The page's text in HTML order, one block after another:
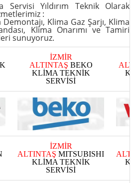
Servisi Yıldırım Teknik Olarak
:
Demontajı, Klima Gaz Şarjı, Klima
, Klima Onarımı ve Tamiri
sunuyoruz.
İZMİR
ALTINTAŞ BEKO
KLİMA TEKNİK
SERVİSİ
İZMİR
ALTINTAŞ MITSUBISHI
KLİMA TEKNİK
SERVİSİ